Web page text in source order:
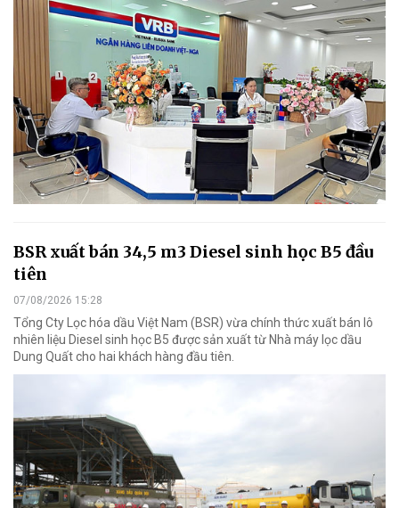
BSR xuất bán 34,5 m3 Diesel sinh học B5 đầu
tiên
07/08/2026 15:28
Tổng Cty Lọc hóa dầu Việt Nam (BSR) vừa chính thức xuất bán lô
nhiên liệu Diesel sinh học B5 được sản xuất từ Nhà máy lọc dầu
Dung Quất cho hai khách hàng đầu tiên.